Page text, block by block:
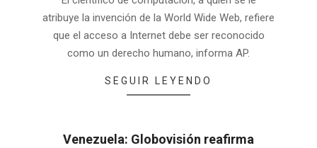
atribuye la invención de la World Wide Web, refiere
que el acceso a Internet debe ser reconocido
como un derecho humano, informa AP.
SEGUIR LEYENDO
Venezuela: Globovisión reafirma